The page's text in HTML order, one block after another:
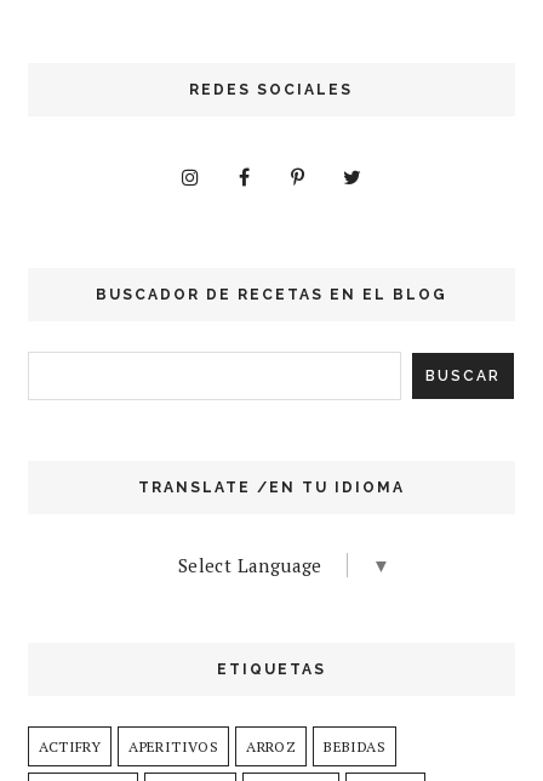
REDES SOCIALES
BUSCADOR DE RECETAS EN EL BLOG
TRANSLATE /EN TU IDIOMA
Select Language ▼
ETIQUETAS
ACTIFRY APERITIVOS ARROZ BEBIDAS